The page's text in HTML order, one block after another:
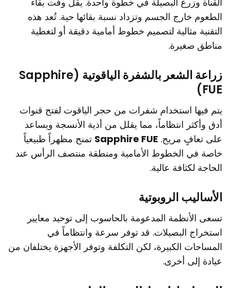
الطعوم خارج الجسم وتزداد نسبة بقائها حية. تُعد هذه
التقنية مثالية لتصميم خطوط أمامية دقيقة أو لتغطية
مناطق صغيرة.
زراعة الشعر بالشفرة الياقوتية (Sapphire
FUE)
يتم فيها استخدام شفرات من حجر الياقوت لفتح قنوات
أدق وأكثر انتظاماً، مما يقلل من أذية الأنسجة ويساعد
على تعافٍ مريح. Sapphire FUE تمنح مظهراً طبيعياً
خاصة في الخطوط الأمامية ومنطقة منتصف الرأس عند
الحاجة لكثافة عالية.
الأساليب الروبوتية
تسعى الأنظمة المدعومة بالحاسوب إلى توحيد معايير
استخراج البصيلات. قد توفر سرعة وانتظاماً في
المساحات الكبيرة، لكن التكلفة وتوفر الأجهزة يختلفان من
عيادة إلى أخرى.